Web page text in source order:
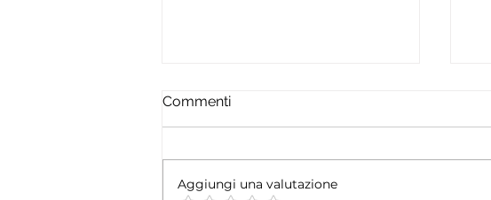
Commenti
Aggiungi una valutazione